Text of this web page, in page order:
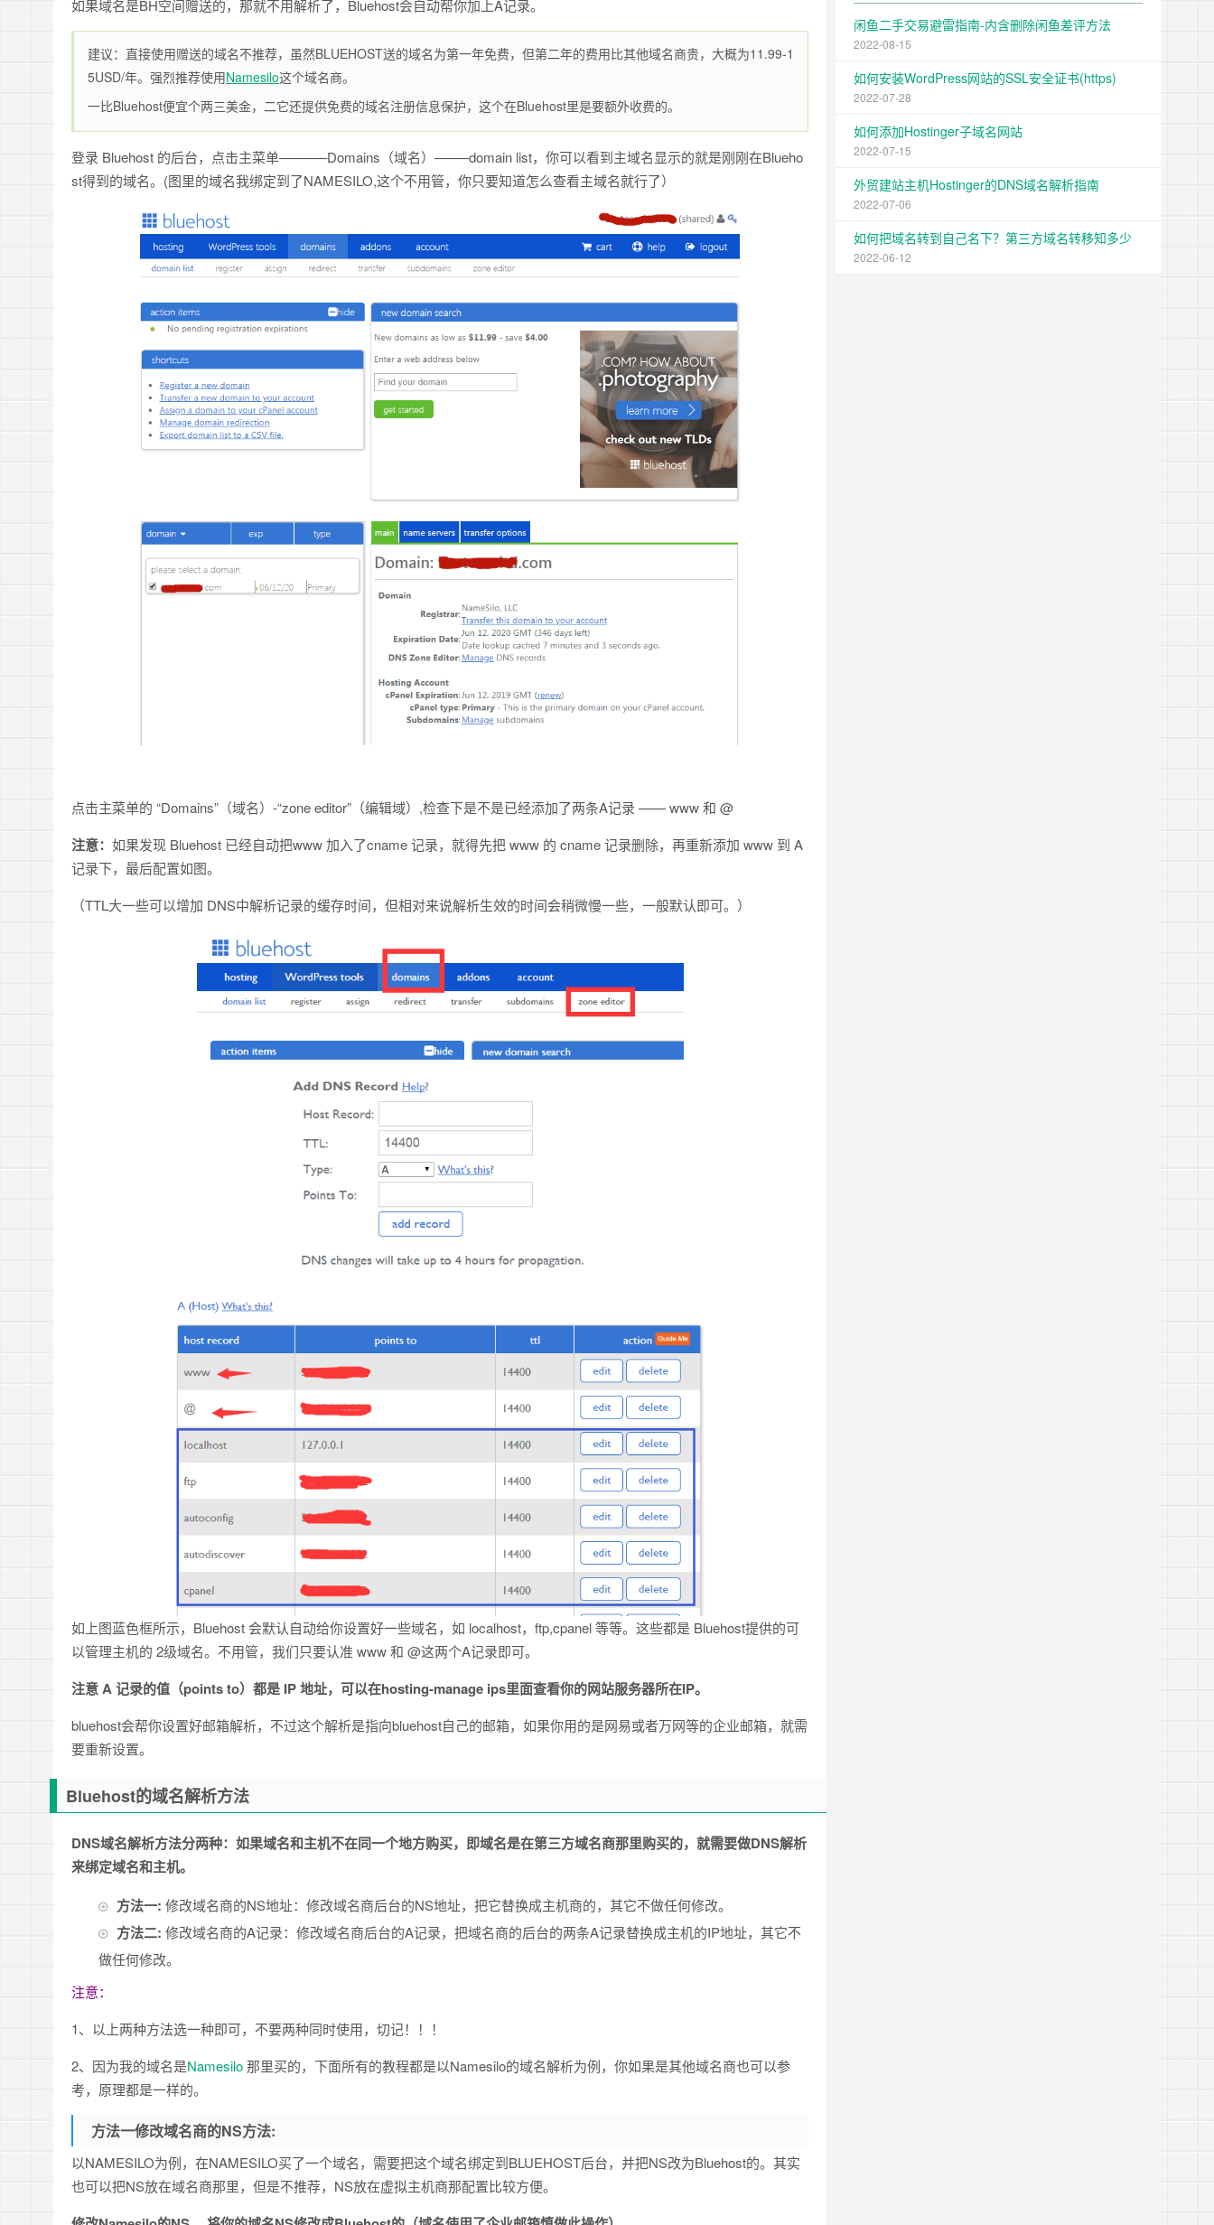
如果域名是BH空间赠送的，那就不用解析了，Bluehost会自动帮你加上A记录。
建议：直接使用赠送的域名不推荐，虽然BLUEHOST送的域名为第一年免费，但第二年的费用比其他域名商贵，大概为11.99-1
5USD/年。强烈推荐使用Namesilo这个域名商。
一比Bluehost便宜个两三美金，二它还提供免费的域名注册信息保护，这个在Bluehost里是要额外收费的。
登录 Bluehost 的后台，点击主菜单———–Domains（域名）——–domain list，你可以看到主域名显示的就是刚刚在Blueho
st得到的域名。(图里的域名我绑定到了NAMESILO,这个不用管，你只要知道怎么查看主域名就行了）
点击主菜单的 “Domains”（域名）-“zone editor”（编辑域）,检查下是不是已经添加了两条A记录 —— www 和 @
注意： 如果发现 Bluehost 已经自动把www 加入了cname 记录，就得先把 www 的 cname 记录删除，再重新添加 www 到 A
记录下，最后配置如图。
（TTL大一些可以增加 DNS中解析记录的缓存时间，但相对来说解析生效的时间会稍微慢一些，一般默认即可。）
如上图蓝色框所示，Bluehost 会默认自动给你设置好一些域名，如 localhost，ftp,cpanel 等等。这些都是 Bluehost提供的可
以管理主机的 2级域名。不用管，我们只要认准 www 和 @这两个A记录即可。
注意 A 记录的值（points to）都是 IP 地址，可以在hosting-manage ips里面查看你的网站服务器所在IP。
bluehost会帮你设置好邮箱解析，不过这个解析是指向bluehost自己的邮箱，如果你用的是网易或者万网等的企业邮箱，就需
要重新设置。
Bluehost的域名解析方法
DNS域名解析方法分两种： 如果域名和主机不在同一个地方购买，即域名是在第三方域名商那里购买的， 就需要做DNS解析
来绑定域名和主机。
方法一: 修改域名商的NS地址：修改域名商后台的NS地址，把它替换成主机商的，其它不做任何修改。
方法二: 修改域名商的A记录：修改域名商后台的A记录，把域名商的后台的两条A记录替换成主机的IP地址，其它不
做任何修改。
注意：
1、以上两种方法选一种即可，不要两种同时使用，切记！！！
2、因为我的域名是Namesilo那里买的，下面所有的教程都是以Namesilo的域名解析为例，你如果是其他域名商也可以参
考，原理都是一样的。
方法一修改域名商的NS方法:
以NAMESILO为例，在NAMESILO买了一个域名，需要把这个域名绑定到BLUEHOST后台，并把NS改为Bluehost的。其实
也可以把NS放在域名商那里，但是不推荐，NS放在虚拟主机商那配置比较方便。
闲鱼二手交易避雷指南-内含删除闲鱼差评方法
2022-08-15
如何安装WordPress网站的SSL安全证书(https)
2022-07-28
如何添加Hostinger子域名网站
2022-07-15
外贸建站主机Hostinger的DNS域名解析指南
2022-07-06
如何把域名转到自己名下？第三方域名转移知多少
2022-06-12